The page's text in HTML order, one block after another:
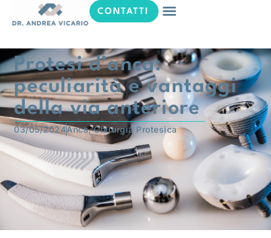
CONTATTI
Protesi d’anca:
peculiarità e vantaggi
della via anteriore
03/05/2024Anca,Chirurgia Protesica